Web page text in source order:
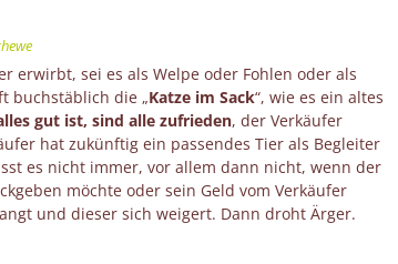
erwirbt, sei es als Welpe oder Fohlen oder als
buchstäblich die „Katze im Sack“, wie es ein altes
gut ist, sind alle zufrieden, der Verkäufer
hat zukünftig ein passendes Tier als Begleiter
es nicht immer, vor allem dann nicht, wenn der
möchte oder sein Geld vom Verkäufer
und dieser sich weigert. Dann droht Ärger.